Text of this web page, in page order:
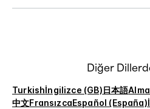
Diğer
Turkishİngilizce (GB)日本語
中文FransızcaEspañol (España)